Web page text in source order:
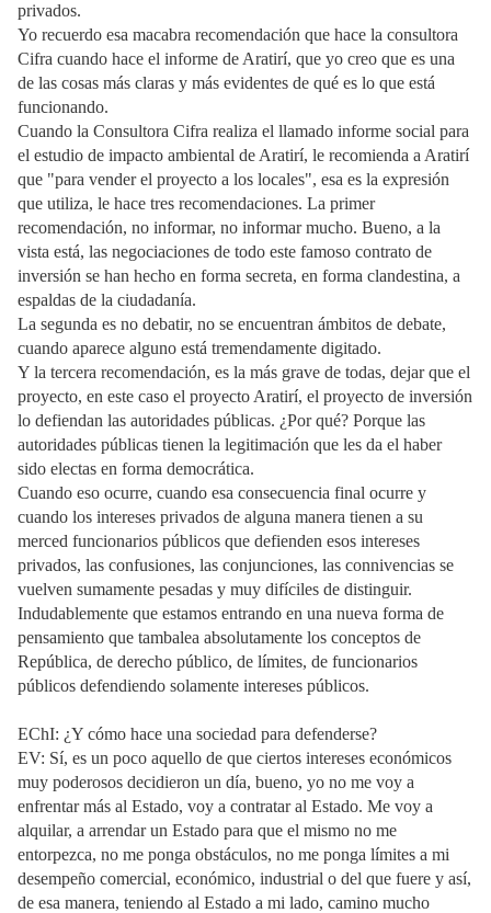
privados.
Yo recuerdo esa macabra recomendación que hace la consultora
Cifra cuando hace el informe de Aratirí, que yo creo que es una
de las cosas más claras y más evidentes de qué es lo que está
funcionando.
Cuando la Consultora Cifra realiza el llamado informe social para
el estudio de impacto ambiental de Aratirí, le recomienda a Aratirí
que "para vender el proyecto a los locales", esa es la expresión
que utiliza, le hace tres recomendaciones. La primer
recomendación, no informar, no informar mucho. Bueno, a la
vista está, las negociaciones de todo este famoso contrato de
inversión se han hecho en forma secreta, en forma clandestina, a
espaldas de la ciudadanía.
La segunda es no debatir, no se encuentran ámbitos de debate,
cuando aparece alguno está tremendamente digitado.
Y la tercera recomendación, es la más grave de todas, dejar que el
proyecto, en este caso el proyecto Aratirí, el proyecto de inversión
lo defiendan las autoridades públicas. ¿Por qué? Porque las
autoridades públicas tienen la legitimación que les da el haber
sido electas en forma democrática.
Cuando eso ocurre, cuando esa consecuencia final ocurre y
cuando los intereses privados de alguna manera tienen a su
merced funcionarios públicos que defienden esos intereses
privados, las confusiones, las conjunciones, las connivencias se
vuelven sumamente pesadas y muy difíciles de distinguir.
Indudablemente que estamos entrando en una nueva forma de
pensamiento que tambalea absolutamente los conceptos de
República, de derecho público, de límites, de funcionarios
públicos defendiendo solamente intereses públicos.
EChI: ¿Y cómo hace una sociedad para defenderse?
EV: Sí, es un poco aquello de que ciertos intereses económicos
muy poderosos decidieron un día, bueno, yo no me voy a
enfrentar más al Estado, voy a contratar al Estado. Me voy a
alquilar, a arrendar un Estado para que el mismo no me
entorpezca, no me ponga obstáculos, no me ponga límites a mi
desempeño comercial, económico, industrial o del que fuere y así,
de esa manera, teniendo al Estado a mi lado, camino mucho